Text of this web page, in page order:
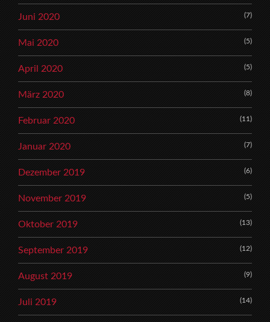
Juni 2020 (7)
Mai 2020 (5)
April 2020 (5)
März 2020 (8)
Februar 2020 (11)
Januar 2020 (7)
Dezember 2019 (6)
November 2019 (5)
Oktober 2019 (13)
September 2019 (12)
August 2019 (9)
Juli 2019 (14)